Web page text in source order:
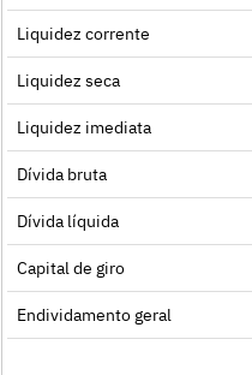
Liquidez corrente
Liquidez seca
Liquidez imediata
Dívida bruta
Dívida líquida
Capital de giro
Endividamento geral